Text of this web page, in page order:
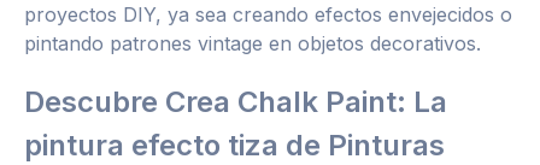
proyectos DIY, ya sea creando efectos envejecidos o
pintando patrones vintage en objetos decorativos.
Descubre Crea Chalk Paint: La
pintura efecto tiza de Pinturas